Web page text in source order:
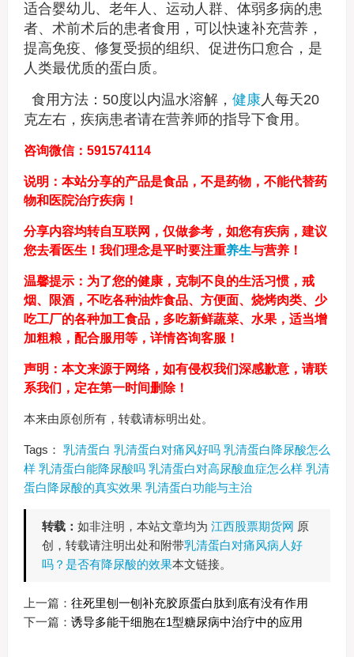
适合婴幼儿、老年人、运动人群、体弱多病的患
者、术前术后的患者食用，可以快速补充营养，
提高免疫、修复受损的组织、促进伤口愈合，是
人类最优质的蛋白质。
食用方法：50度以内温水溶解， 健康人每天20
克左右，疾病患者请在营养师的指导下食用。
咨询微信：591574114
说明：本站分享的产品是食品，不是药物，不能代替药
物和医院治疗疾病！
分享内容均转自互联网，仅做参考，如您有疾病，建议
您去看医生！我们理念是平时要注重养生与营养！
温馨提示：为了您的健康，克制不良的生活习惯，戒
烟、限酒，不吃各种油炸食品、方便面、烧烤肉类、少
吃工厂的各种加工食品，多吃新鲜蔬菜、水果，适当增
加粗粮，配合服用等，详情咨询客服！
声明：本文来源于网络，如有侵权我们深感歉意，请联
系我们，定在第一时间删除！
本来由原创所有，转载请标明出处。
Tags： 乳清蛋白 乳清蛋白对痛风好吗 乳清蛋白降尿酸怎么
样 乳清蛋白能降尿酸吗 乳清蛋白对高尿酸血症怎么样 乳清
蛋白降尿酸的真实效果 乳清蛋白功能与主治
转载： 如非注明，本站文章均为 江西股票期货网 原
创，转载请注明出处和附带乳清蛋白对痛风病人好
吗？是否有降尿酸的效果本文链接。
上一篇： 往死里刨一刨补充胶原蛋白肽到底有没有作用
下一篇： 诱导多能干细胞在1型糖尿病中治疗中的应用